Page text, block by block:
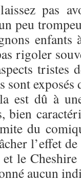
pas
peu
enfants
rigoler
tristes
sont
est dû à
bien
du
l’effet
le
aucun